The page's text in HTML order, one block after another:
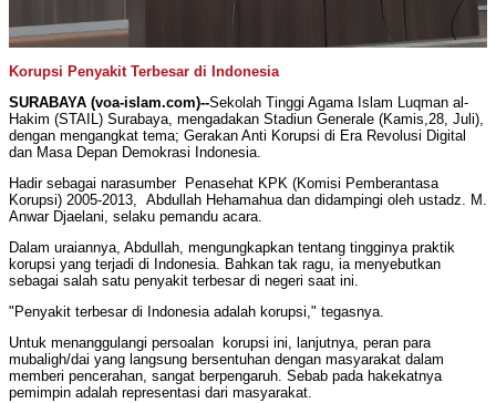
Korupsi Penyakit Terbesar di Indonesia
SURABAYA (voa-islam.com)--Sekolah Tinggi Agama Islam Luqman al-
Hakim (STAIL) Surabaya, mengadakan Stadiun Generale (Kamis,28, Juli),
dengan mengangkat tema; Gerakan Anti Korupsi di Era Revolusi Digital
dan Masa Depan Demokrasi Indonesia.
Hadir sebagai narasumber Penasehat KPK (Komisi Pemberantasa
Korupsi) 2005-2013, Abdullah Hehamahua dan didampingi oleh ustadz. M.
Anwar Djaelani, selaku pemandu acara.
Dalam uraiannya, Abdullah, mengungkapkan tentang tingginya praktik
korupsi yang terjadi di Indonesia. Bahkan tak ragu, ia menyebutkan
sebagai salah satu penyakit terbesar di negeri saat ini.
"Penyakit terbesar di Indonesia adalah korupsi," tegasnya.
Untuk menanggulangi persoalan korupsi ini, lanjutnya, peran para
mubaligh/dai yang langsung bersentuhan dengan masyarakat dalam
memberi pencerahan, sangat berpengaruh. Sebab pada hakekatnya
pemimpin adalah representasi dari masyarakat.